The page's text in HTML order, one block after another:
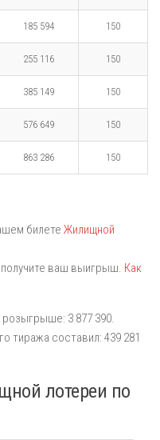
185 594 150
255 116 150
385 149 150
576 649 150
863 286 150
билете Жилищной
ваш выигрыш. Как
3 877 390.
тиража составил: 439 281
лотереи по